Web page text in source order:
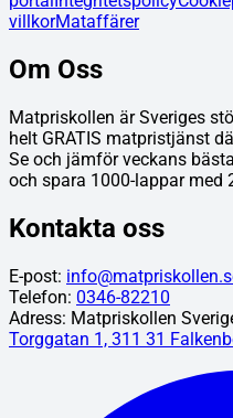
villkorMataffärer
Om Oss
Matpriskollen är Sveriges
helt GRATIS matpristjänst
Se och jämför veckans
och spara 1000-lappar med
Kontakta oss
E-post:
Telefon: 0346-82210
Adress: Matpriskollen
Torggatan 1, 311 31